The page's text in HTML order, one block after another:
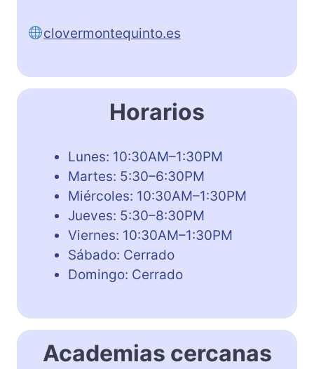
clovermontequinto.es
Horarios
Lunes: 10:30AM–1:30PM
Martes: 5:30–6:30PM
Miércoles: 10:30AM–1:30PM
Jueves: 5:30–8:30PM
Viernes: 10:30AM–1:30PM
Sábado: Cerrado
Domingo: Cerrado
Academias cercanas